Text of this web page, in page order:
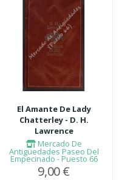
El Amante De Lady
Chatterley - D. H.
Lawrence
Mercado De
Antigüedades Paseo Del
Empecinado - Puesto 66
9,00 €